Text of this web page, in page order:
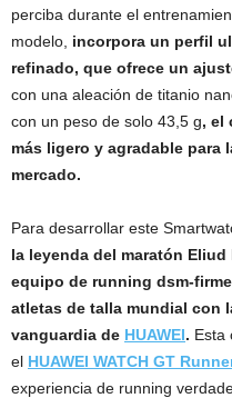
perciba durante el
modelo, incorpora un perfil
refinado, que ofrece un
con una aleación de titanio
con un peso de solo 43,5 g, el
más ligero y agradable para
mercado.
Para desarrollar este
la leyenda del maratón
equipo de running dsm-
atletas de talla mundial con
vanguardia de HUAWEI. Esta
el HUAWEI WATCH GT
experiencia de running